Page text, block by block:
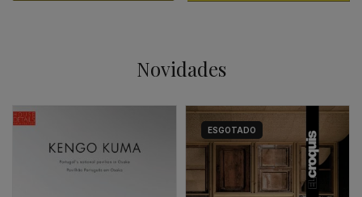
Novidades
ESGOTADO